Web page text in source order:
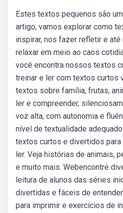
Estes textos pequenos são
artigo, vamos explorar como
inspirar, nos fazer refletir e até
relaxar em meio ao caos
você encontra nossos textos
treinar e ler com textos curtos
textos sobre família, frutas,
ler e compreender,
voz alta, com autonomia e
nível de textualidade
textos curtos e divertidos para
ler. Veja histórias de animais,
e muito mais. Webencontre
leitura de alunos das séries
divertidas e fáceis de
para imprimir e exercícios de